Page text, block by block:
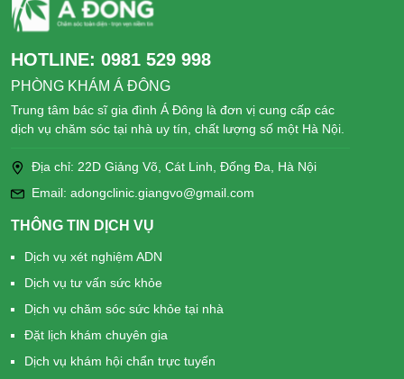
HOTLINE: 0981 529 998
PHÒNG KHÁM Á ĐÔNG
Trung tâm bác sĩ gia đình Á Đông là đơn vị cung cấp các
dịch vụ chăm sóc tại nhà uy tín, chất lượng số một Hà Nội.
Địa chỉ: 22D Giảng Võ, Cát Linh, Đống Đa, Hà Nội
Email: adongclinic.giangvo@gmail.com
THÔNG TIN DỊCH VỤ
Dịch vụ xét nghiệm ADN
Dịch vụ tư vấn sức khỏe
Dịch vụ chăm sóc sức khỏe tại nhà
Đặt lịch khám chuyên gia
Dịch vụ khám hội chẩn trực tuyến